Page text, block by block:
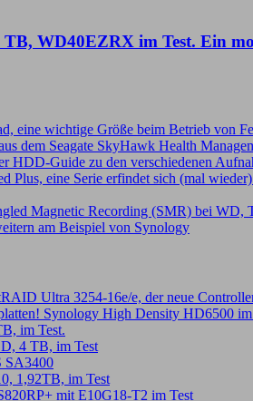
WD40EZRX im Test. Ein
eine wichtige Größe beim Betrieb von
dem Seagate SkyHawk Health
Guide zu den verschiedenen
Plus, eine Serie erfindet sich (mal
Magnetic Recording (SMR) bei WD,
am Beispiel von Synology
Ultra 3254-16e/e, der neue
Synology High Density HD6500
im Test.
4 TB, im Test
SA3400
1,92TB, im Test
mit E10G18-T2 im Test